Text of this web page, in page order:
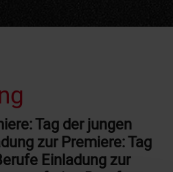
Tag der jungen
zur Premiere: Tag
Einladung zur